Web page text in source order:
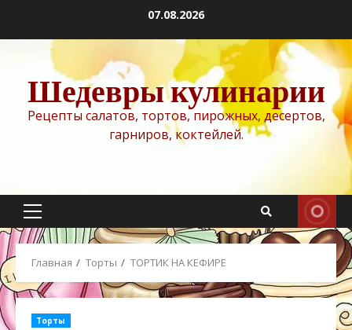
содержимому
07.08.2026
Шедевры кулинарии
Рецепты салатов, тортов, пирожных, десертов,
гарниров, коктейлей.
Основное
меню
Главная Торты ТОРТИК НА КЕФИРЕ
Торты